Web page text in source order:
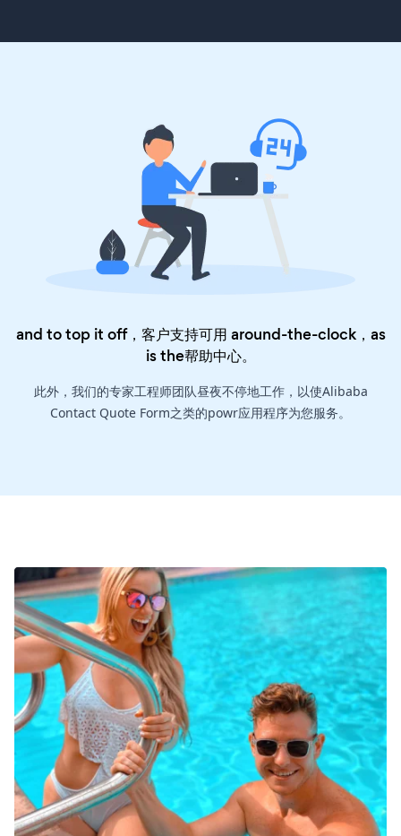
and to top it off，客户支持可用 around-the-clock，as
is the帮助中心。
此外，我们的专家工程师团队昼夜不停地工作，以使Alibaba
Contact Quote Form之类的powr应用程序为您服务。